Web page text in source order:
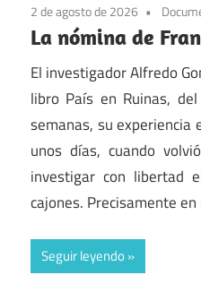
2 de agosto de 2026
La nómina de
El investigador Alfredo
libro País en Ruinas,
semanas, su experiencia
unos días, cuando
investigar con libertad
cajones. Precisamente en
Seguir leyendo